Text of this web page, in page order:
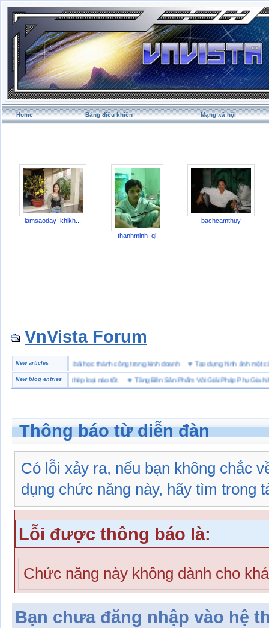
Home Bảng điều khiển Mạng xã hội
lamsaoday_khikh...
thanhminh_ql
bachcamthuy
VnVista Forum
New articles
biệt” của Microsoft ♥4 bài học thành công trong kinh doanh♥Tạo dựng hình ảnh
New blog entries
hộ lót Kevlar và lót thép loại nào tốt♥ Tăng Bền Sản Phẩm Với Giải Pháp Phụ Gia Nhựa
Thông báo từ diễn đàn
Có lỗi xảy ra, nếu bạn không chắc
dụng chức năng này, hãy tìm trong
Lỗi được thông báo là:
Chức năng này không dành cho
Bạn chưa đăng nhập vào hệ